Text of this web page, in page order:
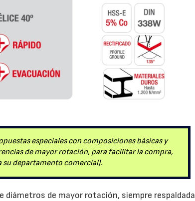
especiales con composiciones básicas y
de mayor rotación, para facilitar la compra,
su departamento comercial).
de mayor rotación, siempre respaldada